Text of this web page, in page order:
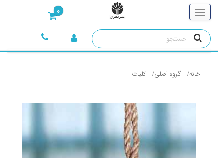
0
خانه گروه اصلی کليات